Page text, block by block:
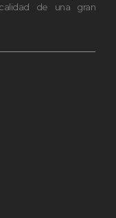
de una gran